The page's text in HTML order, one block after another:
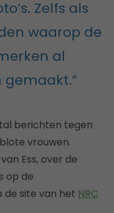
Zelfs als
waarop de
al
berichten tegen
vrouwen.
Ess, over de
op de
de site van het NRC